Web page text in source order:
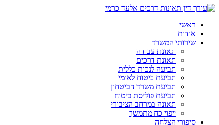
ראשי
אודות
שירותי המשרד
תאונת עבודה
תאונת דרכים
תביעה לנכות כללית
תביעת ביטוח לאומי
תביעת משרד הביטחון
תביעת פוליסת ביטוח
תאונה במרחב הציבורי
ייפוי כח מתמשך
סיפורי הצלחה